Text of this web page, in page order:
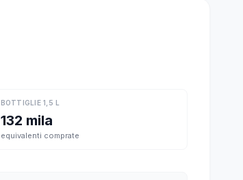
BOTTIGLIE 1,5 L
132 mila
equivalenti comprate